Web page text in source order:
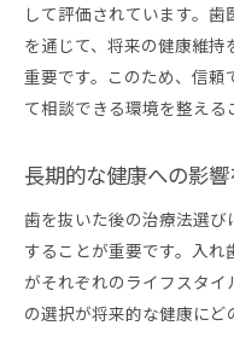
入れ歯とブリ
歯医者が教える健
定期検診の重
歯周病予防の具
口腔ケアが全身
未来の健康を守
して評価されています。
を通じて、将来の健康維
重要です。このため、信頼
て相談できる環境を整える
長期的な健康への影
歯を抜いた後の治療法選
することが重要です。入
がそれぞれのライフスタ
の選択が将来的な健康に